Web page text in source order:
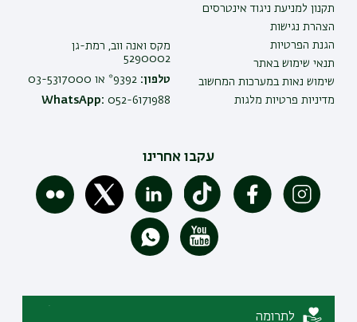
תקנון למניעת ניגוד אינטרסים
הצהרת נגישות
הגנת הפרטיות
תנאי שימוש באתר
שימוש נאות במערכות המחשוב
מדיניות פרטיות מלגות
מקס ואנה ווב, רמת-גן
5290002
טלפון:
WhatsApp: 052-6171988
עקבו אחרינו
לתרומה